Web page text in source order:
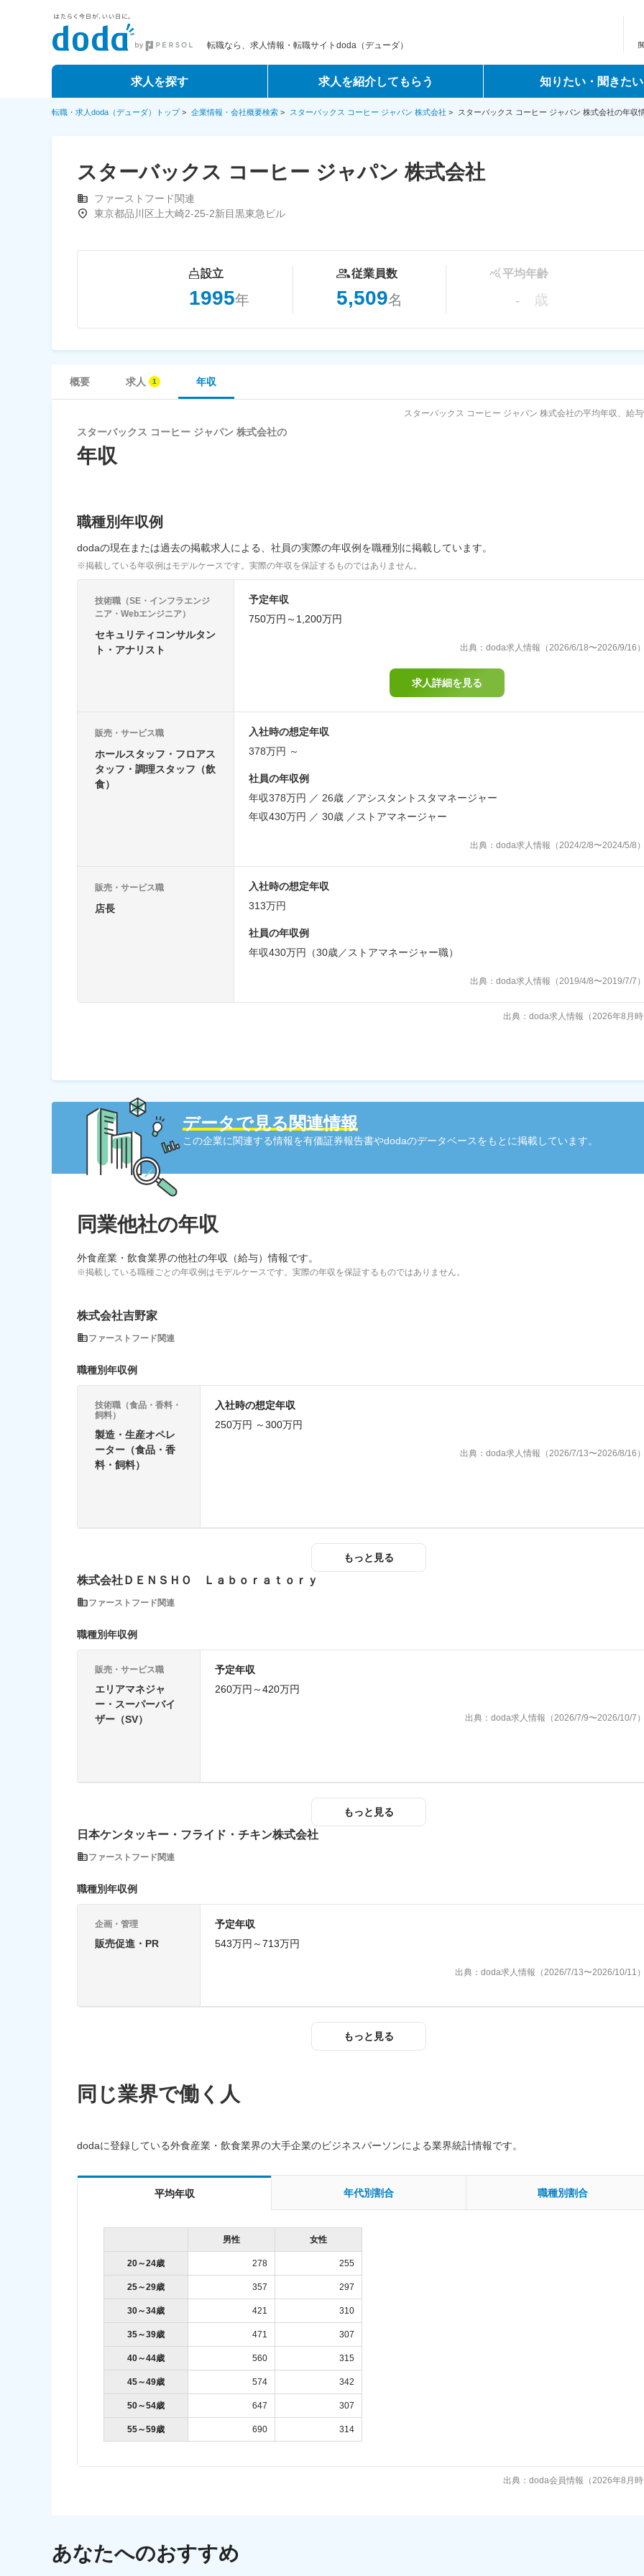
転職なら、求人情報・転職サイトdoda（デューダ）
求人を探す 求人を紹介してもらう 知りたい・聞きたい
転職・求人doda（デューダ）トップ> 企業情報・会社概要検索 > スターバックス コーヒー ジャパン 株式会社 > スターバックス コーヒー ジャパン 株式会社の年収
スターバックス コーヒー ジャパン 株式会社
ファーストフード関連
東京都品川区上大崎2-25-2新目黒東急ビル
設立
1995年
従業員数
5,509名
平均年齢
- 歳
概要 求人 年収
スターバックス コーヒー ジャパン 株式会社の平均年収、給
スターバックス コーヒー ジャパン 株式会社の
年収
職種別年収例
dodaの現在または過去の掲載求人による、社員の実際の年収例を職種別に掲載しています。
※掲載している年収例はモデルケースです。実際の年収を保証するものではありません。
技術職（SE・インフラエンジ
ニア・Webエンジニア）
セキュリティコンサルタン
ト・アナリスト
予定年収
750万円～1,200万円
出典：doda求人情報（2026/6/18〜2026/9/16
求人詳細を見る
販売・サービス職
ホールスタッフ・フロアス
タッフ・調理スタッフ（飲
食）
入社時の想定年収
378万円 ～
社員の年収例
年収378万円 ／ 26歳 ／アシスタントスタマネージャー
年収430万円 ／ 30歳 ／ストアマネージャー
出典：doda求人情報（2024/2/8〜2024/5/8
販売・サービス職
店長
入社時の想定年収
313万円
社員の年収例
年収430万円（30歳／ストアマネージャー職）
出典：doda求人情報（2019/4/8〜2019/7/7
出典：doda求人情報（2026年8月
データで見る関連情報
この企業に関連する情報を有価証券報告書やdodaのデータベースをもとに掲載しています。
同業他社の年収
外食産業・飲食業界の他社の年収（給与）情報です。
※掲載している職種ごとの年収例はモデルケースです。実際の年収を保証するものではありません。
株式会社吉野家
ファーストフード関連
職種別年収例
技術職（食品・香料・
飼料）
製造・生産オペレ
ーター（食品・香
料・飼料）
入社時の想定年収
250万円 ～300万円
出典：doda求人情報（2026/7/13〜2026/8/16
もっと見る
株式会社ＤＥＮＳＨＯ Ｌａｂｏｒａｔｏｒｙ
ファーストフード関連
職種別年収例
販売・サービス職
エリアマネジャ
ー・スーパーバイ
ザー（SV）
予定年収
260万円～420万円
出典：doda求人情報（2026/7/9〜2026/10/7
もっと見る
日本ケンタッキー・フライド・チキン株式会社
ファーストフード関連
職種別年収例
企画・管理
販売促進・PR
予定年収
543万円～713万円
出典：doda求人情報（2026/7/13〜2026/10/11
もっと見る
同じ業界で働く人
dodaに登録している外食産業・飲食業界の大手企業のビジネスパーソンによる業界統計情報です。
平均年収 年代別割合 職種別割合
男性 女性
20～24歳 278 255
25～29歳 357 297
30～34歳 421 310
35～39歳 471 307
40～44歳 560 315
45～49歳 574 342
50～54歳 647 307
55～59歳 690 314
出典：doda会員情報（2026年8月
あなたへのおすすめ